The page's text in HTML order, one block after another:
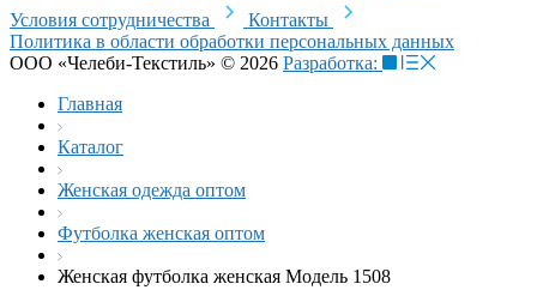
Условия сотрудничества
Контакты
Политика в области обработки персональных данных
ООО «Челеби-Текстиль» © 2026 Разработка:
Главная
Каталог
Женская одежда оптом
Футболка женская оптом
Женская футболка женская Модель 1508